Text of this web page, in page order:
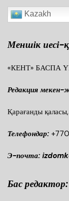
Kazakh
Меншік
«КЕНТ» БАСПА
Редакция мекен-
Қарағанды
Телефондар:
Э-почта:
Бас редактор: